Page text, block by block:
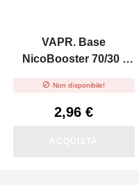
VAPR. Base
NicoBooster 70/30 -
 Non disponibile!
2,96 €